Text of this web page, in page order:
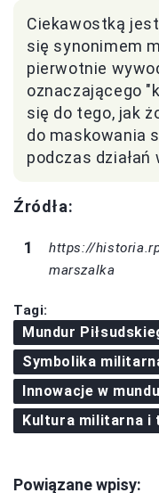
Ciekawostką
się synonimem
pierwotnie
oznaczającego
się do tego, jak
do maskowania
podczas
Źródła:
https://
marszalka
Tagi:
Mundur
Symbolika
Innowacje w
Kultura militarna i
Powiązane wpisy: